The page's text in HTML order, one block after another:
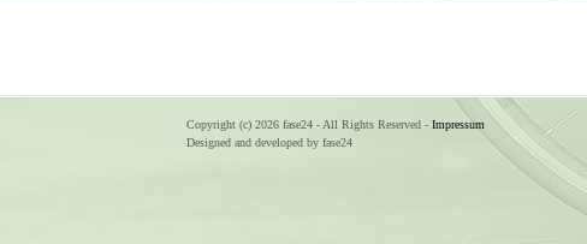
Copyright (c) 2026 fase24 - All Rights Reserved - Impressum
Designed and developed by fase24